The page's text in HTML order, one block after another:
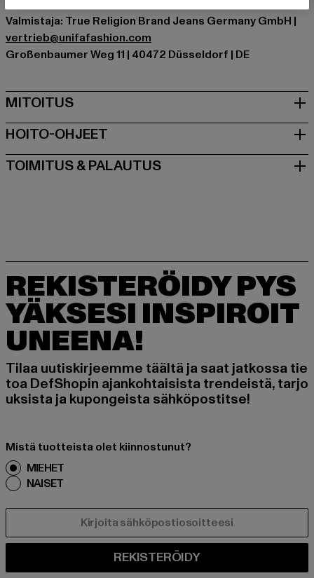
Valmistaja: True Religion Brand Jeans Germany GmbH |
vertrieb@unifafashion.com
Großenbaumer Weg 11 | 40472 Düsseldorf | DE
MITOITUS
HOITO-OHJEET
TOIMITUS & PALAUTUS
REKISTERÖIDY PYS
YÄKSESI INSPIROIT
UNEENA!
Tilaa uutiskirjeemme täältä ja saat jatkossa tie
toa DefShopin ajankohtaisista trendeistä, tarjo
uksista ja kupongeista sähköpostitse!
Mistä tuotteista olet kiinnostunut?
MIEHET
NAISET
REKISTERÖIDY